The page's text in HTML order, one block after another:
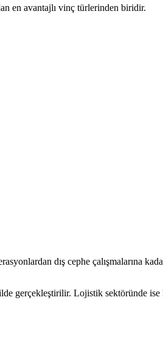
en avantajlı vinç türlerinden biridir.
dış cephe çalışmalarına
gerçekleştirilir. Lojistik sektöründe